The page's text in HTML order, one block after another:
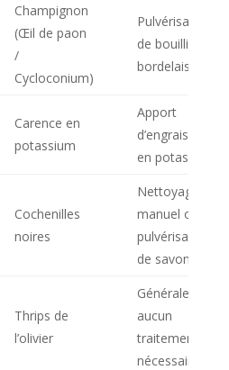
Champignon
(Œil de paon
/
Cycloconium)
Pulvérisation
de bouillie
bordelaise
Carence en
potassium
Apport
d’engrais riche
en potasse
Cochenilles
noires
Nettoyage
manuel ou
pulvérisation
de savon noir
Thrips de
l’olivier
Généralement
aucun
traitement
nécessaire